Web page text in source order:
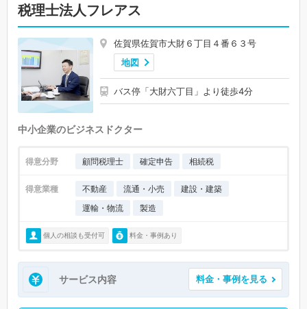
税理士法人フレアス
佐賀県佐賀市大財６丁目４番６３号
地図
バス停「大財六丁目」より徒歩4分
中小企業のビジネスドクター
得意分野 顧問税理士 確定申告 相続税
得意業種 不動産 流通・小売
建設・建築
運輸・物流
製造
個人の相談も受付可 料金・事例あり
サービス内容 料金・事例を見る